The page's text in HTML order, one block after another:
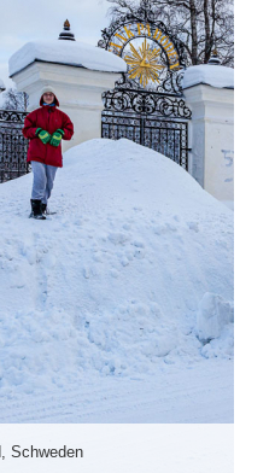
Schweden